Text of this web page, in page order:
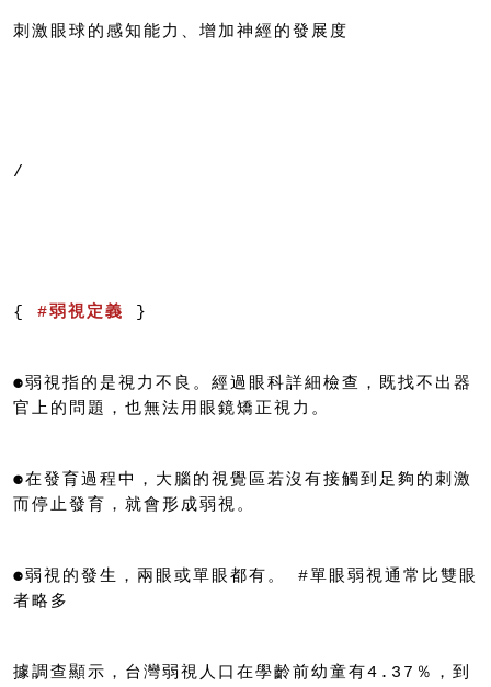
刺激眼球的感知能力、增加神經的發展度
/
{ #弱視定義 }
⚈弱視指的是視力不良。經過眼科詳細檢查，既找不出器
官上的問題，也無法用眼鏡矯正視力。
⚈在發育過程中，大腦的視覺區若沒有接觸到足夠的刺激
而停止發育，就會形成弱視。
⚈弱視的發生，兩眼或單眼都有。 #單眼弱視通常比雙眼
者略多
據調查顯示，台灣弱視人口在學齡前幼童有4.37％，到